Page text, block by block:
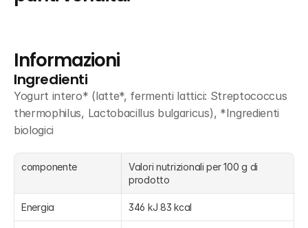
Informazioni
Ingredienti
Yogurt intero* (latte*, fermenti lattici: Streptococcus
thermophilus, Lactobacillus bulgaricus), *Ingredienti
biologici
componente
Valori nutrizionali per 100 g di
prodotto
Energia 346 kJ 83 kcal